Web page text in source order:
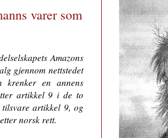
varer som
Amazons
gjennom nettstedet
en annens
artikkel 9 i de to
artikkel 9, og
norsk rett.